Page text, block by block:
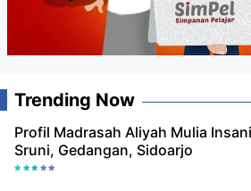
Trending Now
Profil Madrasah Aliyah Mulia Insani
Sruni, Gedangan, Sidoarjo